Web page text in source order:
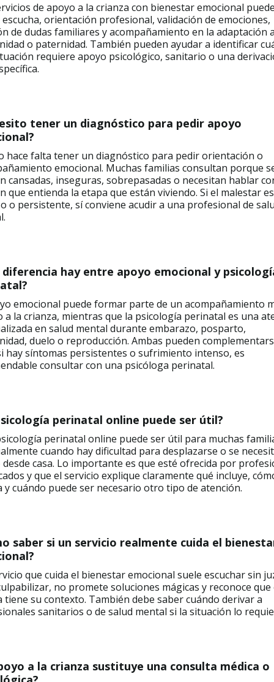
de apoyo a la crianza con bienestar emocional
orientación profesional, validación de emociones,
de dudas familiares y acompañamiento en la adaptación
o paternidad. También pueden ayudar a identificar
requiere apoyo psicológico, sanitario o una
tener un diagnóstico para pedir apoyo
hace falta tener un diagnóstico para pedir orientación o
emocional. Muchas familias consultan porque
cansadas, inseguras, sobrepasadas o necesitan hablar
que entienda la etapa que están viviendo. Si el malestar es
o persistente, sí conviene acudir a una profesional de
diferencia hay entre apoyo emocional y
emocional puede formar parte de un acompañamiento
a la crianza, mientras que la psicología perinatal es una
en salud mental durante embarazo, posparto,
duelo o reproducción. Ambas pueden
hay síntomas persistentes o sufrimiento intenso, es
consultar con una psicóloga perinatal.
perinatal online puede ser útil?
perinatal online puede ser útil para muchas
cuando hay dificultad para desplazarse o se
casa. Lo importante es que esté ofrecida por
y que el servicio explique claramente qué incluye,
y cuándo puede ser necesario otro tipo de atención.
saber si un servicio realmente cuida el
que cuida el bienestar emocional suele escuchar sin
no promete soluciones mágicas y reconoce que
tiene su contexto. También debe saber cuándo derivar a
sanitarios o de salud mental si la situación lo
a la crianza sustituye una consulta médica o